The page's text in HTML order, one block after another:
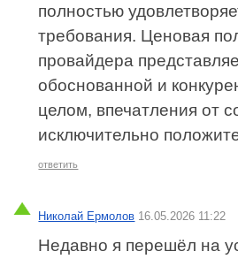
полностью
требования. Ценовая
провайдера
обоснованной и
целом, впечатления от
исключительно
ответить
Николай Ермолов 16.05.2026 11:22
Недавно я перешёл на